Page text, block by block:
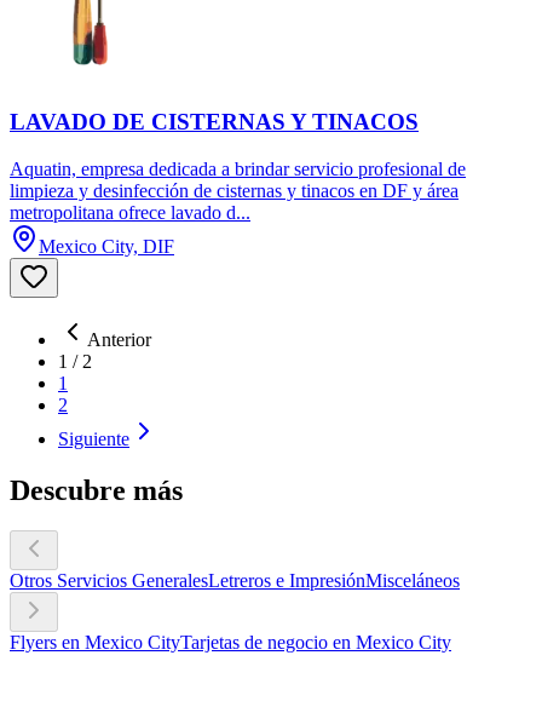
LAVADO DE CISTERNAS Y TINACOS
Aquatin, empresa dedicada a brindar servicio profesional de
limpieza y desinfección de cisternas y tinacos en DF y área
metropolitana ofrece lavado d...
Mexico City, DIF
Anterior
1 / 2
1
2
Siguiente
Descubre más
Otros Servicios GeneralesLetreros e ImpresiónMisceláneos
Flyers en Mexico CityTarjetas de negocio en Mexico City